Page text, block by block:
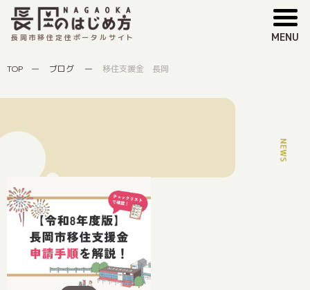
長岡市移住定住ポータルサイト MENU
TOP ブログ 移住支援金 長岡